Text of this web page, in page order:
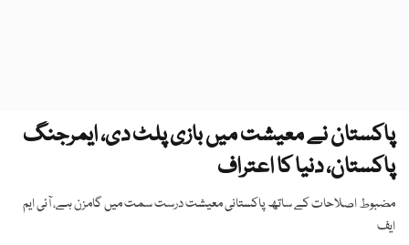
پاکستان نے معیشت میں بازی پلٹ دی، ایمرجنگ
پاکستان، دنیا کا اعتراف
مضبوط اصلاحات کے ساتھ پاکستانی معیشت درست سمت میں گامزن ہے، آئی ایم
ایف